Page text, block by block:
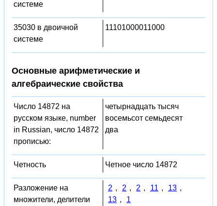
системе
35030 в двоичной
системе
11101000011000
Основные арифметические и
алгебраические свойства
Число 14872 на
русском языке, number
in Russian, число 14872
прописью:
четырнадцать тысяч
восемьсот семьдесят
два
Четность Четное число 14872
Разложение на
множители, делители
2 , 2 , 2 , 11 , 13 ,
13 , 1